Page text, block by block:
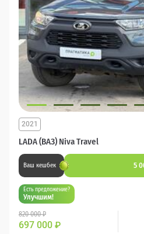
LADA (ВАЗ) Niva Travel
2021
Ваш кешбек 5
Есть предложение?
Улучшим!
820 000 ₽
697 000 ₽